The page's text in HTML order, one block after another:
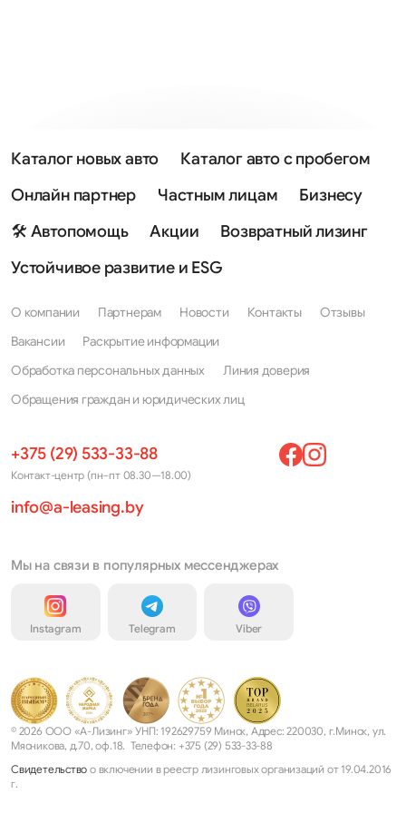
Каталог новых авто
Каталог авто с пробегом
Онлайн партнер
Частным лицам
Бизнесу
🛠 Автопомощь
Акции
Возвратный лизинг
Устойчивое развитие и ESG
О компании Партнерам Новости Контакты
Отзывы
Вакансии
Раскрытие информации
Обработка персональных данных
Линия доверия
Обращения граждан и юридических лиц
+375 (29) 533-33-88
Контакт-центр (пн–пт 08.30—18.00)
info@a-leasing.by
Мы на связи в популярных мессенджерах
Instagram Telegram Viber
© 2026 ООО «А-Лизинг» УНП: 192629759 Минск, Адрес: 220030, г.Минск, ул.
Мясникова, д.70, оф.18. Телефон: +375 (29) 533-33-88
Свидетельство о включении в реестр лизинговых организаций от 19.04.2016
г.